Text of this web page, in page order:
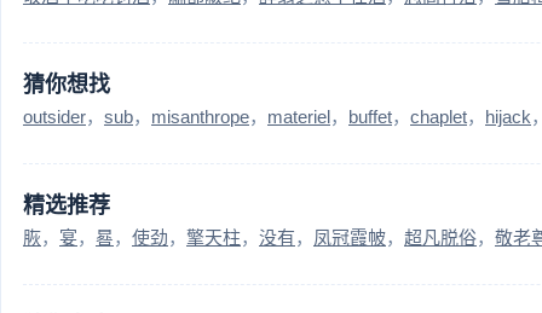
猜你想找
outsider sub misanthrope materiel buffet chaplet hijack
精选推荐
脄 宴 晷 使劲 擎天柱 没有 凤冠霞帔 超凡脱俗 敬老